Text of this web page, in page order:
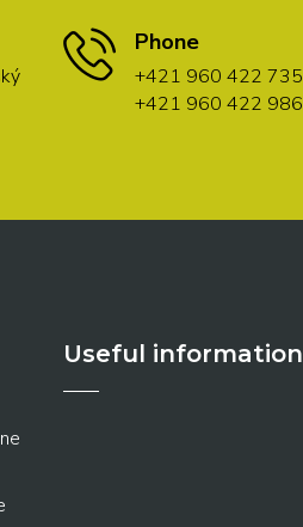
Phone
+421 960 422 735
+421 960 422 986
Useful information